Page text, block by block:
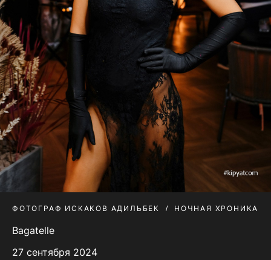
ФОТОГРАФ ИСКАКОВ АДИЛЬБЕК НОЧНАЯ ХРОНИКА
Bagatelle
27 сентября 2024